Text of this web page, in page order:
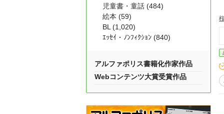
児童書・童話 (484)
絵本 (59)
BL (1,020)
ｴｯｾｲ・ﾉﾝﾌｨｸｼｮﾝ (840)
アルファポリス書籍化作家作品
Webコンテンツ大賞受賞作品